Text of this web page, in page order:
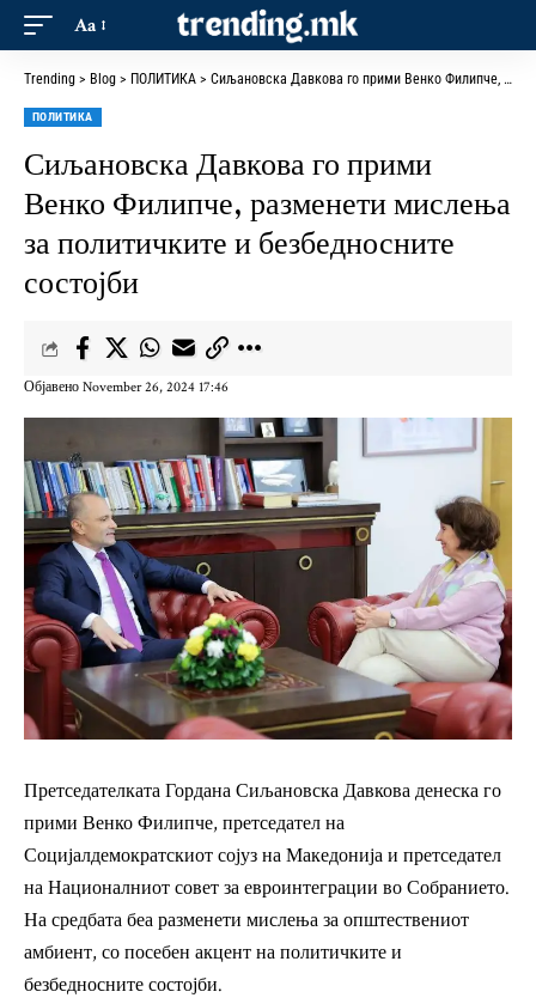
Aa
Trending > Blog > ПОЛИТИКА > Сиљановска Давкова го прими Венко Филипче, разменети мислења за политичките и безбедносните состојби
ПОЛИТИКА
Сиљановска Давкова го прими
Венко Филипче, разменети мислења
за политичките и безбедносните
состојби
Објавено November 26, 2024 17:46
Претседателката Гордана Сиљановска Давкова денеска го
прими Венко Филипче, претседател на
Социјалдемократскиот сојуз на Македонија и претседател
на Националниот совет за евроинтеграции во Собранието.
На средбата беа разменети мислења за општествениот
амбиент, со посебен акцент на политичките и
безбедносните состојби.